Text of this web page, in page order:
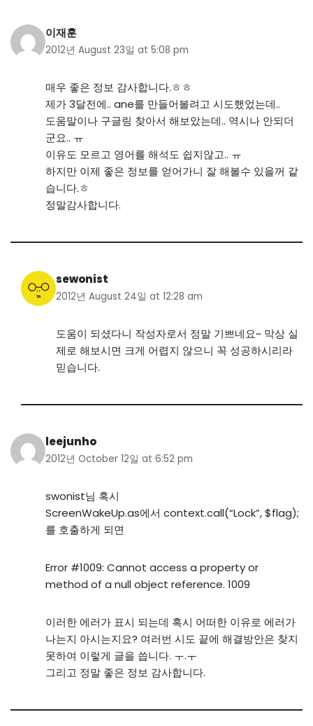
이재훈
2012년 August 23일 at 5:08 pm
매우 좋은 정보 감사합니다.ㅎㅎ
제가 3달전에.. ane를 만들어볼려고 시도했었는데..
도움말이나 구글링 찾아서 해보았는데.. 역시나 안되더
군요.. ㅠ
이유도 모르고 영어를 해석도 쉽지않고.. ㅠ
하지만 이제 좋은 정보를 얻어가니 잘 해볼수 있을꺼 같
습니다.ㅎ
정말감사합니다.
sewonist
2012년 August 24일 at 12:28 am
도움이 되셨다니 작성자로서 정말 기쁘네요~ 막상 실
제로 해보시면 크게 어렵지 않으니 꼭 성공하시리라
믿습니다.
leejunho
2012년 October 12일 at 6:52 pm
swonist님 혹시
ScreenWakeUp.as에서 context.call(“Lock”, $flag);
를 호출하게 되면
Error #1009: Cannot access a property or
method of a null object reference. 1009
이러한 에러가 표시 되는데 혹시 어떠한 이유로 에러가
나는지 아시는지요? 여러번 시도 끝에 해결방안은 찾지
못하여 이렇게 글을 씁니다. ㅜ.ㅜ
그리고 정말 좋은 정보 감사합니다.